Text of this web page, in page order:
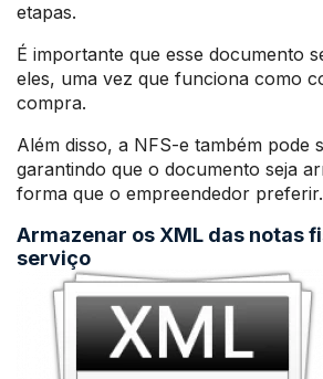
etapas.
É importante que esse documento
eles, uma vez que funciona como
compra.
Além disso, a NFS-e também pode
garantindo que o documento seja
forma que o empreendedor preferir.
Armazenar os XML das notas
serviço